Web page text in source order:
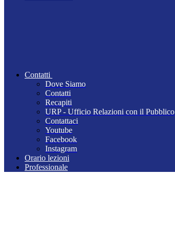
Contatti
Dove Siamo
Contatti
Recapiti
URP - Ufficio Relazioni con il Pubblico
Contattaci
Youtube
Facebook
Instagram
Orario lezioni
Professionale